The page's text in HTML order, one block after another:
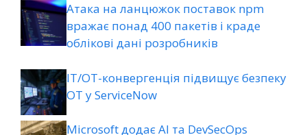
Атака на ланцюжок поставок npm
вражає понад 400 пакетів і краде
облікові дані розробників
ІТ/ОТ-конвергенція підвищує безпеку
ОТ у ServiceNow
Microsoft додає AI та DevSecOps